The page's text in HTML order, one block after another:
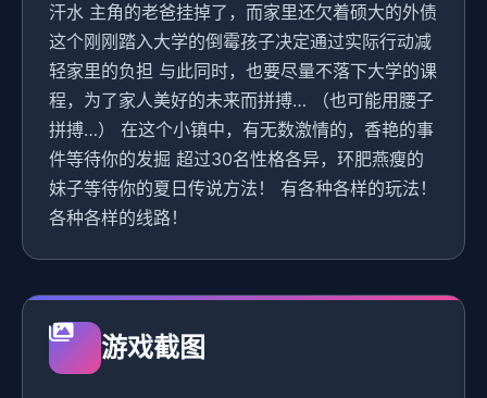
汗水 主角的老爸挂掉了，而家里还欠着硕大的外债
这个刚刚踏入大学的倒霉孩子决定通过实际行动减
轻家里的负担 与此同时，也要尽量不落下大学的课
程，为了家人美好的未来而拼搏… （也可能用腰子
拼搏…） 在这个小镇中，有无数激情的，香艳的事
件等待你的发掘 超过30名性格各异，环肥燕瘦的
妹子等待你的夏日传说方法！ 有各种各样的玩法！
各种各样的线路！
游戏截图